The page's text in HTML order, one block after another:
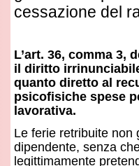
36, comma 3, della
irrinunciabile alle
ferie retribuite non godute
senza che costui
pretendere il
attraverso il pagamento
sostitutiva.
criterio interpretativo